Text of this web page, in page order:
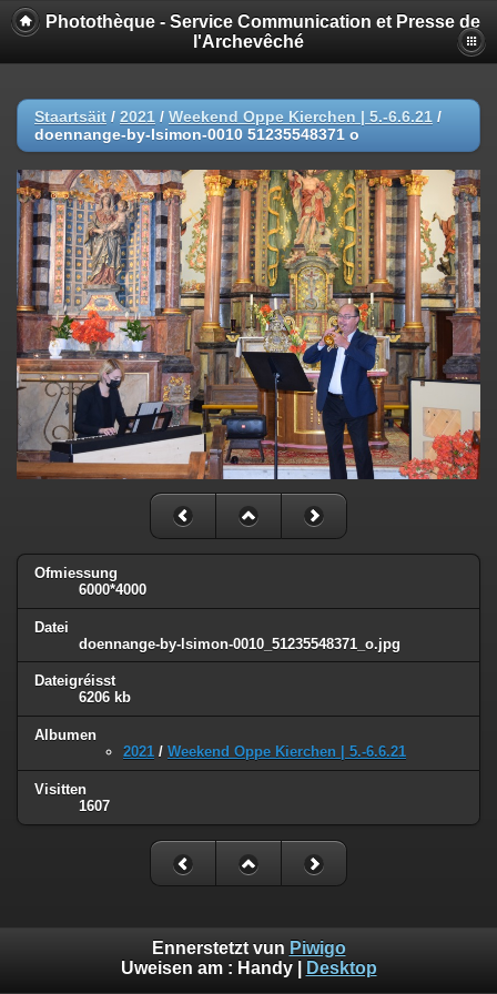
Photothèque - Service Communication et Presse de
l'Archevêché
Staartsäit / 2021 / Weekend Oppe Kierchen | 5.-6.6.21 /
doennange-by-lsimon-0010 51235548371 o
Ofmiessung
6000*4000
Datei
doennange-by-lsimon-0010_51235548371_o.jpg
Dateigréisst
6206 kb
Albumen
2021 / Weekend Oppe Kierchen | 5.-6.6.21
Visitten
1607
Ennerstetzt vun Piwigo
Uweisen am : Handy| Desktop